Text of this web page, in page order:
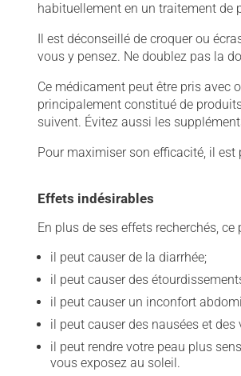
habituellement en un traitement de
Il est déconseillé de croquer ou
vous y pensez. Ne doublez pas la
Ce médicament peut être pris avec
principalement constitué de
suivent. Évitez aussi les
Pour maximiser son efficacité, il
Effets indésirables
En plus de ses effets recherchés,
il peut causer de la diarrhée;
il peut causer des
il peut causer un inconfort
il peut causer des nausées et
il peut rendre votre peau plus
vous exposez au soleil.